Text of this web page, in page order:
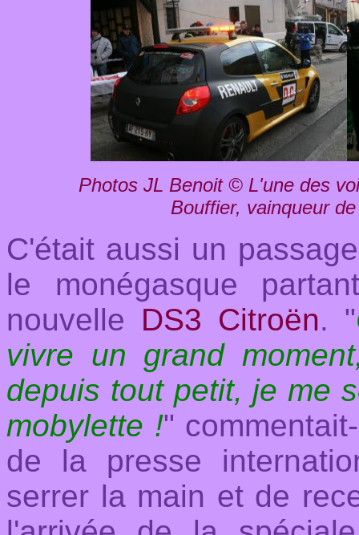
Photos JL Benoit © L'une des
Bouffier, vainqueur
C'était aussi un
le monégasque
nouvelle DS3 Citroën. "
vivre un grand
depuis tout petit, je me
mobylette !"
de la presse
serrer la main et de